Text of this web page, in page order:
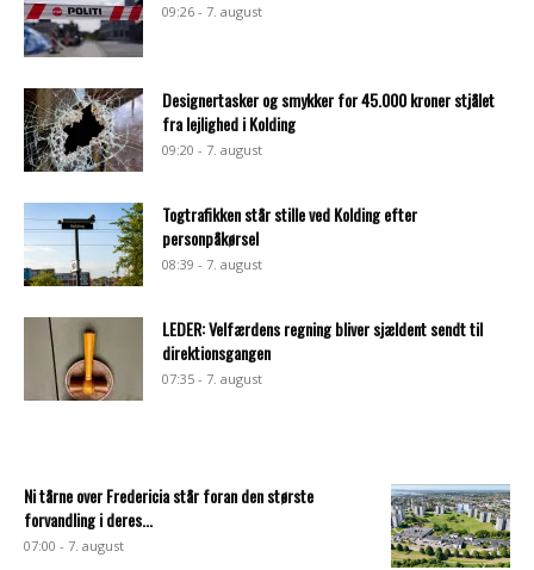
09:26 - 7. august
Designertasker og smykker for 45.000 kroner stjålet
fra lejlighed i Kolding
09:20 - 7. august
Togtrafikken står stille ved Kolding efter
personpåkørsel
08:39 - 7. august
LEDER: Velfærdens regning bliver sjældent sendt til
direktionsgangen
07:35 - 7. august
Ni tårne over Fredericia står foran den største
forvandling i deres...
07:00 - 7. august